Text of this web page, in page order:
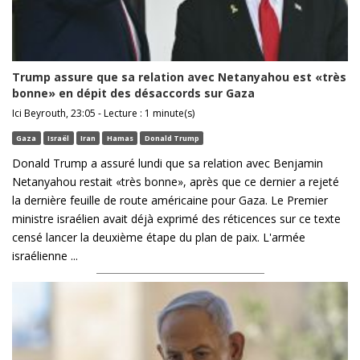
Trump assure que sa relation avec Netanyahou est «très
bonne» en dépit des désaccords sur Gaza
Ici Beyrouth, 23:05 - Lecture : 1 minute(s)
Gaza Israël Iran Hamas Donald Trump
Donald Trump a assuré lundi que sa relation avec Benjamin
Netanyahou restait «très bonne», après que ce dernier a rejeté
la dernière feuille de route américaine pour Gaza. Le Premier
ministre israélien avait déjà exprimé des réticences sur ce texte
censé lancer la deuxième étape du plan de paix. L'armée
israélienne ...